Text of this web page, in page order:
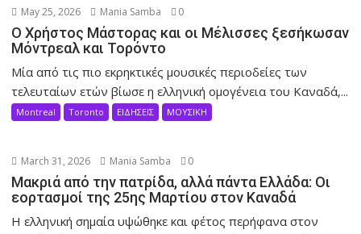
May 25, 2026 Mania Samba 0
Ο Χρήστος Μάστορας και οι Μέλισσες ξεσήκωσαν
Μόντρεαλ και Τορόντο
Μία από τις πιο εκρηκτικές μουσικές περιοδείες των
τελευταίων ετών βίωσε η ελληνική ομογένεια του Καναδά,...
Montreal Toronto ΕΙΔΗΣΕΙΣ ΜΟΥΣΙΚΗ
March 31, 2026 Mania Samba 0
Μακριά από την πατρίδα, αλλά πάντα Ελλάδα: Οι
εορτασμοί της 25ης Μαρτίου στον Καναδά
Η ελληνική σημαία υψώθηκε και φέτος περήφανα στον